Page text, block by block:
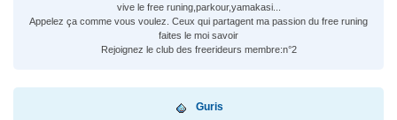
vive le free runing,parkour,yamakasi...
Appelez ça comme vous voulez. Ceux qui partagent ma passion du free runing
faites le moi savoir
Rejoignez le club des freerideurs membre:n°2
Guris